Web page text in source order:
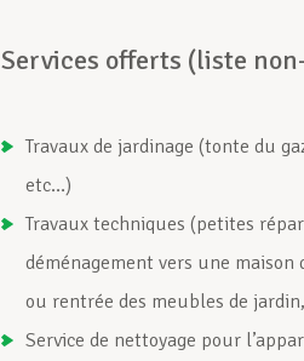
Services offerts (liste
Travaux de jardinage (tonte du
etc…)
Travaux techniques (petites
déménagement vers une
ou rentrée des meubles de
Service de nettoyage pour